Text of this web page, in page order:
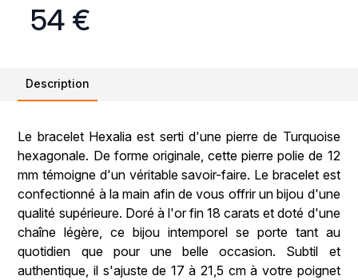
54 €
Description
Le bracelet Hexalia est serti d'une pierre de Turquoise
hexagonale. De forme originale, cette pierre polie de 12
mm témoigne d'un véritable savoir-faire. Le bracelet est
confectionné à la main afin de vous offrir un bijou d'une
qualité supérieure. Doré à l'or fin 18 carats et doté d'une
chaîne légère, ce bijou intemporel se porte tant au
quotidien que pour une belle occasion. Subtil et
authentique, il s'ajuste de 17 à 21,5 cm à votre poignet